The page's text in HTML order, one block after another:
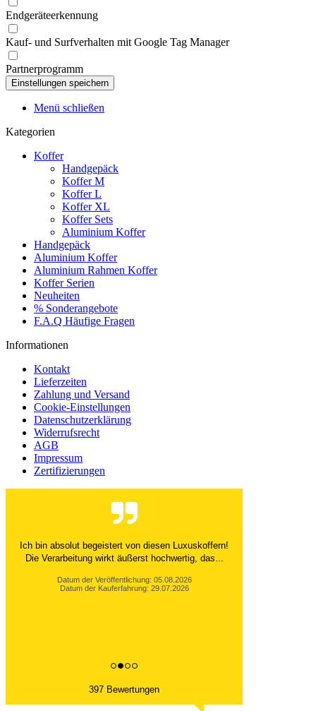
Endgeräteerkennung
Kauf- und Surfverhalten mit Google Tag Manager
Partnerprogramm
Menü schließen
Kategorien
Koffer
Handgepäck
Koffer M
Koffer L
Koffer XL
Koffer Sets
Aluminium Koffer
Handgepäck
Aluminium Koffer
Aluminium Rahmen Koffer
Koffer Serien
Neuheiten
% Sonderangebote
F.A.Q Häufige Fragen
Informationen
Kontakt
Lieferzeiten
Zahlung und Versand
Cookie-Einstellungen
Datenschutzerklärung
Widerrufsrecht
AGB
Impressum
Zertifizierungen
Ich bin absolut begeistert von diesen Luxuskoffern!
Die Verarbeitung wirkt äußerst hochwertig, das...
Datum der Veröffentlichung: 05.08.2026
Datum der Kauferfahrung: 29.07.2026
397 Bewertungen